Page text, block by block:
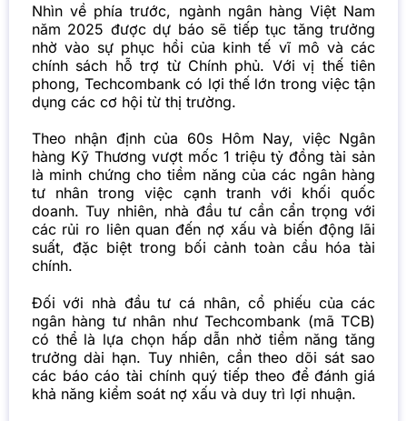
Nhìn về phía trước, ngành ngân hàng Việt Nam
năm 2025 được dự báo sẽ tiếp tục tăng trưởng
nhờ vào sự phục hồi của kinh tế vĩ mô và các
chính sách hỗ trợ từ Chính phủ. Với vị thế tiên
phong, Techcombank có lợi thế lớn trong việc tận
dụng các cơ hội từ thị trường.
Theo nhận định của 60s Hôm Nay, việc Ngân
hàng Kỹ Thương vượt mốc 1 triệu tỷ đồng tài sản
là minh chứng cho tiềm năng của các ngân hàng
tư nhân trong việc cạnh tranh với khối quốc
doanh. Tuy nhiên, nhà đầu tư cần cẩn trọng với
các rủi ro liên quan đến nợ xấu và biến động lãi
suất, đặc biệt trong bối cảnh toàn cầu hóa tài
chính.
Đối với nhà đầu tư cá nhân, cổ phiếu của các
ngân hàng tư nhân như Techcombank (mã TCB)
có thể là lựa chọn hấp dẫn nhờ tiềm năng tăng
trưởng dài hạn. Tuy nhiên, cần theo dõi sát sao
các báo cáo tài chính quý tiếp theo để đánh giá
khả năng kiểm soát nợ xấu và duy trì lợi nhuận.